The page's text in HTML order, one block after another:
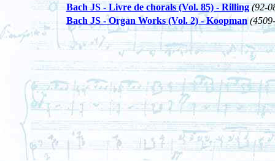
Bach JS - Livre de chorals (Vol. 85) - Rilling (92-
Bach JS - Organ Works (Vol. 2) - Koopman